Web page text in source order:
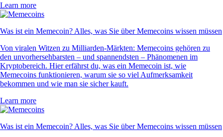
Learn more
Was ist ein Memecoin? Alles, was Sie über Memecoins wissen müssen
Von viralen Witzen zu Milliarden-Märkten: Memecoins gehören zu
den unvorhersehbarsten – und spannendsten – Phänomenen im
Kryptobereich. Hier erfährst du, was ein Memecoin ist, wie
Memecoins funktionieren, warum sie so viel Aufmerksamkeit
bekommen und wie man sie sicher kauft.
Learn more
Was ist ein Memecoin? Alles, was Sie über Memecoins wissen müssen